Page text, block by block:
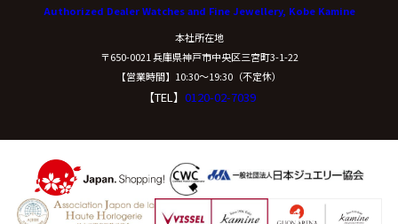
Authorized Dealer Watches and Fine Jewellery, Kobe Kamine
本社所在地
〒650-0021 兵庫県神戸市中央区三宮町3-1-22
【営業時間】10:30〜19:30（不定休）
【TEL】 0120-02-7039